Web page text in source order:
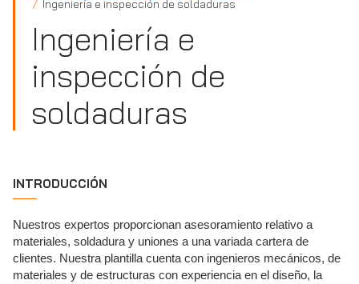
Ingeniería e inspección de soldaduras
Ingeniería e
inspección de
soldaduras
INTRODUCCIÓN
Nuestros expertos proporcionan asesoramiento relativo a
materiales, soldadura y uniones a una variada cartera de
clientes. Nuestra plantilla cuenta con ingenieros mecánicos, de
materiales y de estructuras con experiencia en el diseño, la